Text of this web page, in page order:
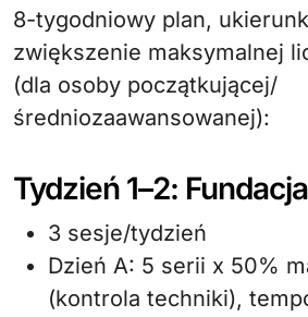
8-tygodniowy plan,
zwiększenie maksymalnej
(dla osoby początkującej/
średniozaawansowanej):
Tydzień 1–2: Fundacja
3 sesje/tydzień
Dzień A: 5 serii x 50%
(kontrola techniki),